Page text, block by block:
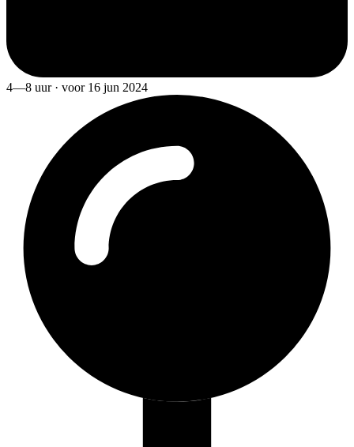
4—8 uur · voor 16 jun 2024